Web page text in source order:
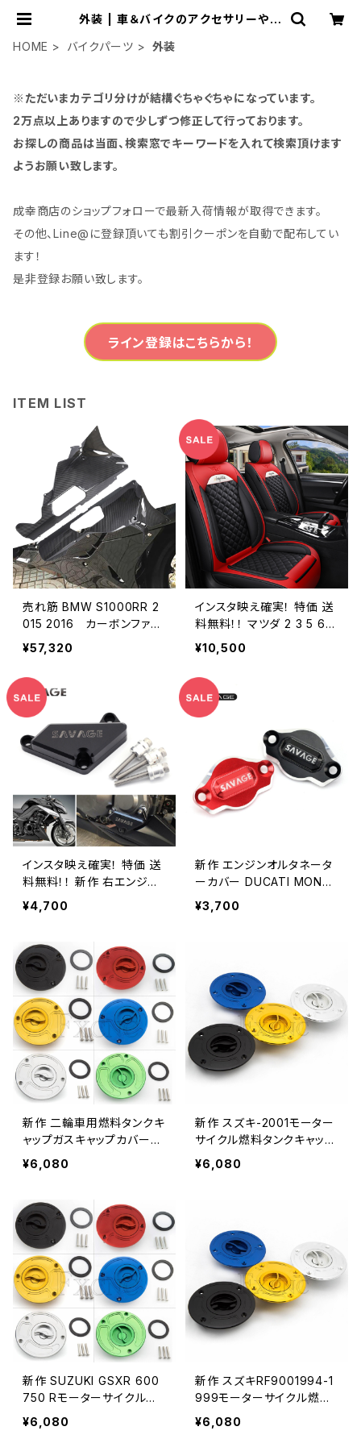
外装 | 車＆バイクのアクセサリーやパ
店」
HOME バイクパーツ 外装
※ただいまカテゴリ分けが結構ぐちゃぐちゃになっています。
2万点以上ありますので少しずつ修正して行っております。
お探しの商品は当面、検索窓でキーワードを入れて検索頂けます
ようお願い致します。
成幸商店のショップフォローで最新入荷情報が取得できます。
その他、Line@に登録頂いても割引クーポンを自動で配布してい
ます！
是非登録お願い致します。
ライン登録はこちらから！
ITEM LIST
売れ筋 BMW S1000RR 2
015 2016 カーボンファイ
バー ロアボディワークベ
リーパン フェアリング
¥57,320
インスタ映え確実！ 特価 送
料無料！！ マツダ 2 3 5 6 C
X-3 CX-5 CX-7 CX-9 B
T50 レザー 汎用 カーシー
トカバー 自動車アクセサリ
ー カースタイリングシート
プロテクター
¥10,500
インスタ映え確実！ 特価 送
料無料！！ 新作 右エンジン
ケース クラッシュスライダ
ープロテクター KAWASAK
0 1416 モーターサイクルア
クセサリー クランクケース
ガードカバー バイク用品
¥4,700
新作 エンジンオルタネータ
ーカバー DUCATI MONS
TER 695 S2R S4R 1000
/ S Hypermotard 820 /
¥3,700
新作 二輪車用燃料タンクキ
ャップガスキャップカバーキ
ーレス Bandit 650 2005-
2012 2006 2007 2008 2
¥6,080
新作 スズキ-2001モーター
サイクル燃料タンクキャップ
ガスキャップカバーキーレス
スズキVX8001990-1996
¥6,080
新作 SUZUKI GSXR 600
750 Rモーターサイクル燃
料タンクキャップガスキャッ
プカバーキーレスハヤブサ
¥6,080
新作 スズキRF9001994-1
999モーターサイクル燃料
タンクキャップガスキャップ
カバーキーレススズキ-199
¥6,080